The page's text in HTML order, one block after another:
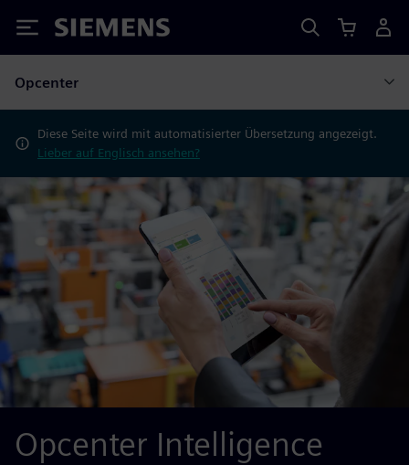
Siemens
Opcenter
Diese Seite wird mit automatisierter Übersetzung angezeigt.
Lieber auf Englisch ansehen?
Opcenter Intelligence